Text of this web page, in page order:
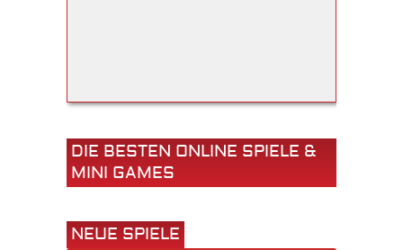
DIE BESTEN ONLINE SPIELE &
MINI GAMES
NEUE SPIELE